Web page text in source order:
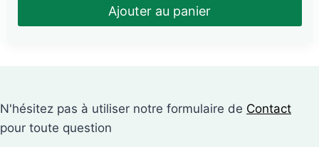
Ajouter au panier
N'hésitez pas à utiliser notre formulaire de Contact
pour toute question